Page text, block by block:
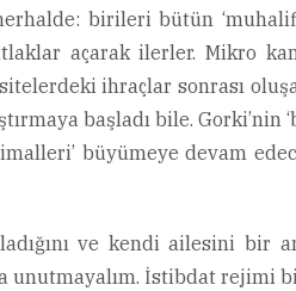
birileri bütün
açarak ilerler. Mikro
ihraçlar sonrası
başladı bile. Gorki’nin
büyümeye devam
ve kendi ailesini bir
unutmayalım. İstibdat rejimi